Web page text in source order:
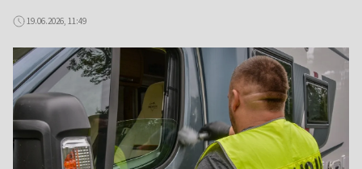
19.06.2026, 11:49